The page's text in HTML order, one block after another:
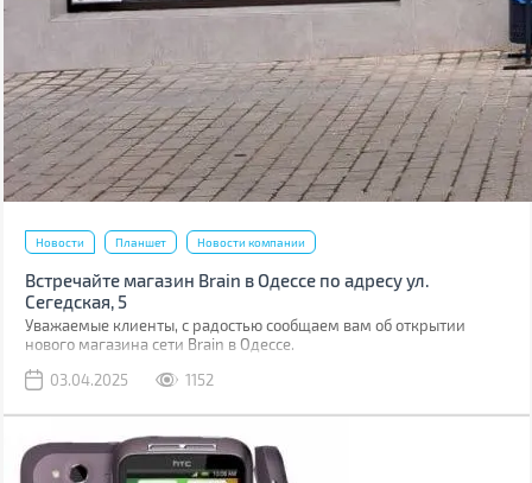
Новости Планшет Новости компании
Встречайте магазин Brain в Одессе по адресу ул.
Сегедская, 5
Уважаемые клиенты, с радостью сообщаем вам об открытии
нового магазина сети Brain в Одессе.
03.04.2025
1152